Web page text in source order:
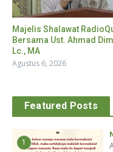
Majelis Shalawat
Bersama Ust. Ahmad
Lc., MA
Agustus 6, 2026
Featured Posts
1